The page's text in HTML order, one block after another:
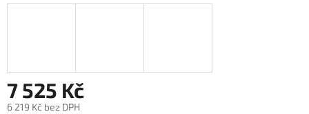
7 525 Kč
6 219 Kč bez DPH